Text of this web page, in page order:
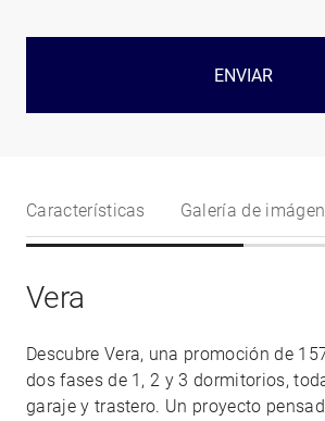
ENVIAR
Características Galería de
Vera
Descubre Vera, una promoción de
dos fases de 1, 2 y 3 dormitorios,
garaje y trastero. Un proyecto